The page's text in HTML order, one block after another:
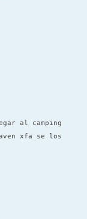
al camping
xfa se los